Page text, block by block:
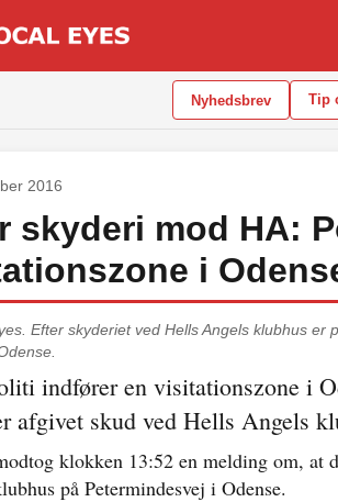
Nyhedsbrev Tip
2016
skyderi mod HA:
i
Efter skyderiet ved Hells Angels klubhus er
indfører en visitationszone i
afgivet skud ved Hells Angels
klokken 13:52 en melding om, at
på Petermindesvej i Odense.